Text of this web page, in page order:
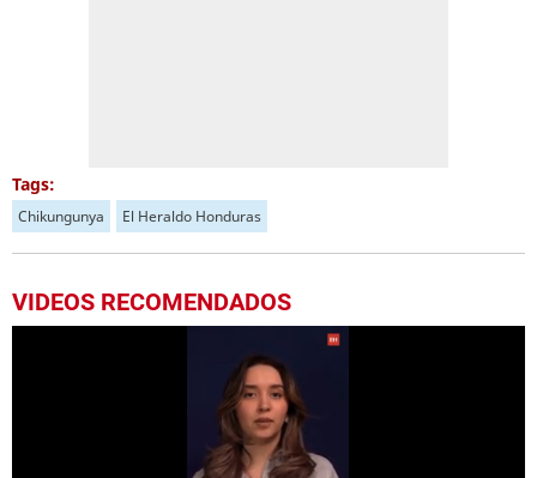
Tags:
Chikungunya El Heraldo Honduras
VIDEOS RECOMENDADOS